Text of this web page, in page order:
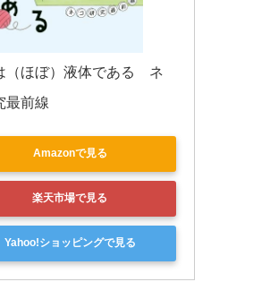
（ほぼ）液体である　ネ
最前線
Amazonで見る
楽天市場で見る
Yahoo!ショッピングで見る